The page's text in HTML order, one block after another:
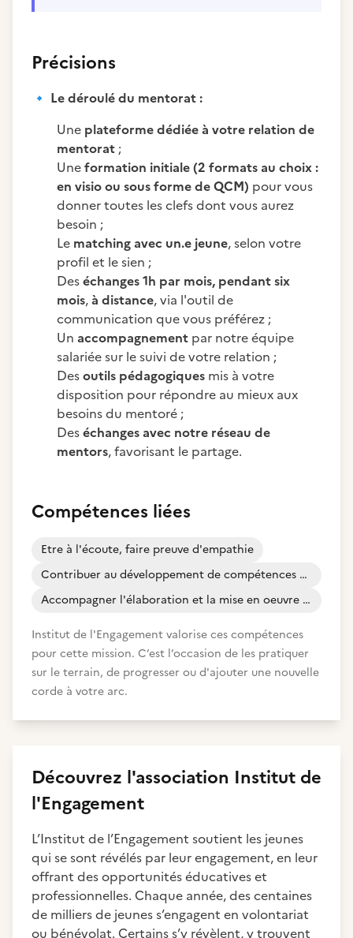
Précisions
🔹 Le déroulé du mentorat :
Une plateforme dédiée à votre relation de
mentorat ;
Uneformation initiale (2 formats au choix :
en visio ou sous forme de QCM) pour vous
donner toutes les clefs dont vous aurez
besoin ;
Le matching avec un.e jeune, selon votre
profil et le sien ;
Deséchanges 1h par mois, pendant six
mois,à distance, via l'outil de
communication que vous préférez ;
Un accompagnement par notre équipe
salariée sur le suivi de votre relation ;
Desoutils pédagogiques mis à votre
disposition pour répondre au mieux aux
besoins du mentoré ;
Deséchanges avec notre réseau de
mentors, favorisant le partage.
Compétences liées
Etre à l'écoute, faire preuve d'empathie
Contribuer au développement de compétences dans un cadre informel
Accompagner l'élaboration et la mise en oeuvre d'un projet d'orientation professionnelle
Institut de l'Engagement valorise ces compétences
pour cette mission. C’est l’occasion de les pratiquer
sur le terrain, de progresser ou d'ajouter une nouvelle
corde à votre arc.
Découvrez l'association Institut de
l'Engagement
L’Institut de l’Engagement soutient les jeunes
qui se sont révélés par leur engagement, en leur
offrant des opportunités éducatives et
professionnelles. Chaque année, des centaines
de milliers de jeunes s’engagent en volontariat
ou bénévolat. Certains s’y révèlent, y trouvent